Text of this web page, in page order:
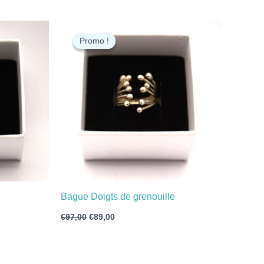
Promo !
Promo !
Bague Doigts de grenouille
€97,00
initial
était :
€89,00
prix
actuel
est :